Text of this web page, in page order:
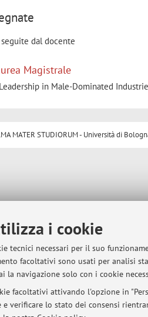
i cookie
tecnici necessari per il suo
facoltativi sono usati per analisi
la navigazione solo con i cookie
facoltativi attivando l'opzione in
e verificare lo stato dei consensi
dal docente
Magistrale
Leadership in Male-Dominated
MATER STUDIORUM - Università di